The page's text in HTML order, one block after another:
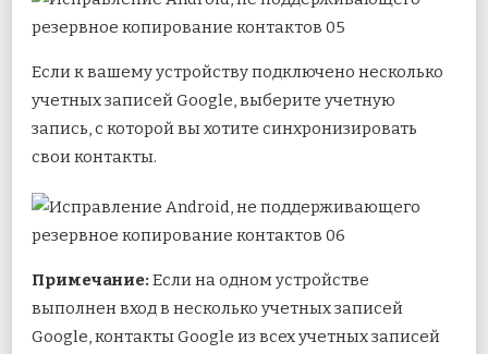
Если к вашему устройству подключено несколько
учетных записей Google, выберите учетную
запись, с которой вы хотите синхронизировать
свои контакты.
Примечание: Если на одном устройстве
выполнен вход в несколько учетных записей
Google, контакты Google из всех учетных записей